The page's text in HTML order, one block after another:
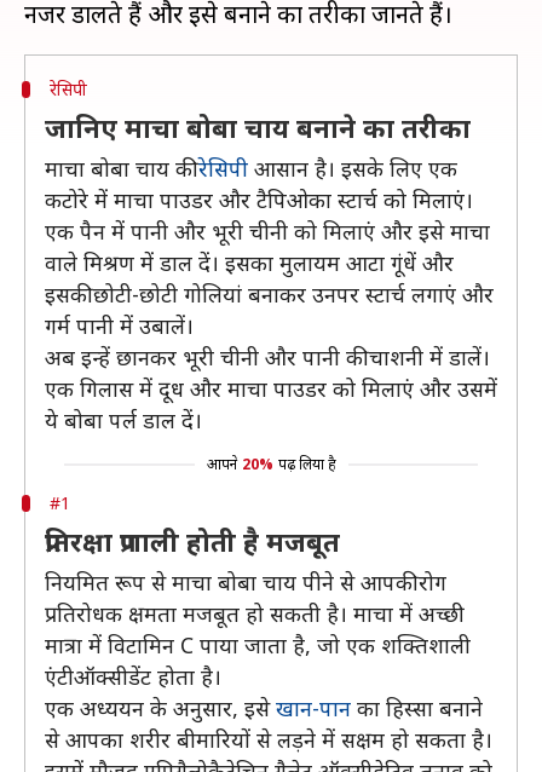
रेसिपी
जानिए माचा बोबा चाय बनाने का तरीका
माचा बोबा चाय कीरेसिपी आसान है। इसके लिए एक
कटोरे में माचा पाउडर और टैपिओका स्टार्च को मिलाएं।
एक पैन में पानी और भूरी चीनी को मिलाएं और इसे माचा
वाले मिश्रण में डाल दें। इसका मुलायम आटा गूंधें और
इसकी छोटी-छोटी गोलियां बनाकर उनपर स्टार्च लगाएं और
गर्म पानी में उबालें।
अब इन्हें छानकर भूरी चीनी और पानी की चाशनी में डालें।
एक गिलास में दूध और माचा पाउडर को मिलाएं और उसमें
ये बोबा पर्ल डाल दें।
आपने 20% पढ़ लिया है
#1
प्रतिरक्षा प्रणाली होती है मजबूत
नियमित रूप से माचा बोबा चाय पीने से आपकी रोग
प्रतिरोधक क्षमता मजबूत हो सकती है। माचा में अच्छी
मात्रा में विटामिन C पाया जाता है, जो एक शक्तिशाली
एंटीऑक्सीडेंट होता है।
एक अध्ययन के अनुसार, इसेखान-पान का हिस्सा बनाने
से आपका शरीर बीमारियों से लड़ने में सक्षम हो सकता है।